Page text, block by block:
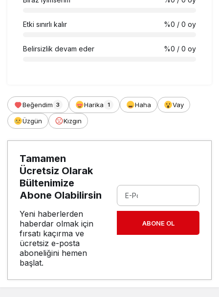
Etki sınırlı kalır %0 / 0 oy
Belirsizlik devam eder %0 / 0 oy
Beğendim 3 Harika 1 Haha Vay
Üzgün Kızgın
Tamamen
Ücretsiz Olarak
Bültenimize
Abone Olabilirsin
Yeni haberlerden
haberdar olmak için
fırsatı kaçırma ve
ücretsiz e-posta
aboneliğini hemen
başlat.
ABONE OL